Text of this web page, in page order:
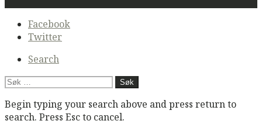
Secondary
navigation
Facebook
Twitter
Search
Søk
Begin typing your search above and press return to
search. Press Esc to cancel.